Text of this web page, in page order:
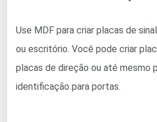
Use MDF para criar placas de
ou escritório. Você pode criar
placas de direção ou até mesmo
identificação para portas.